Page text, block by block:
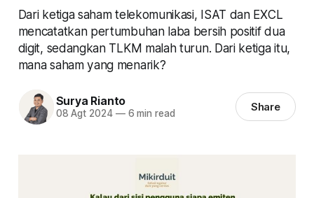
Dari ketiga saham telekomunikasi, ISAT dan EXCL
mencatatkan pertumbuhan laba bersih positif dua
digit, sedangkan TLKM malah turun. Dari ketiga itu,
mana saham yang menarik?
Surya Rianto
08 Agt 2024 —6 min read Share